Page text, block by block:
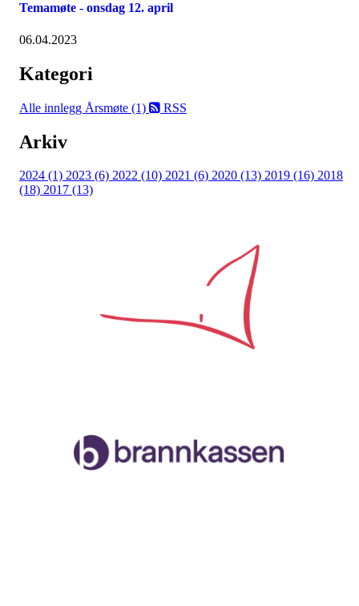
Temamøte - onsdag 12. april
06.04.2023
Kategori
Alle innlegg Årsmøte (1) RSS
Arkiv
2024 (1) 2023 (6) 2022 (10) 2021 (6) 2020 (13) 2019 (16) 2018
(18) 2017 (13)